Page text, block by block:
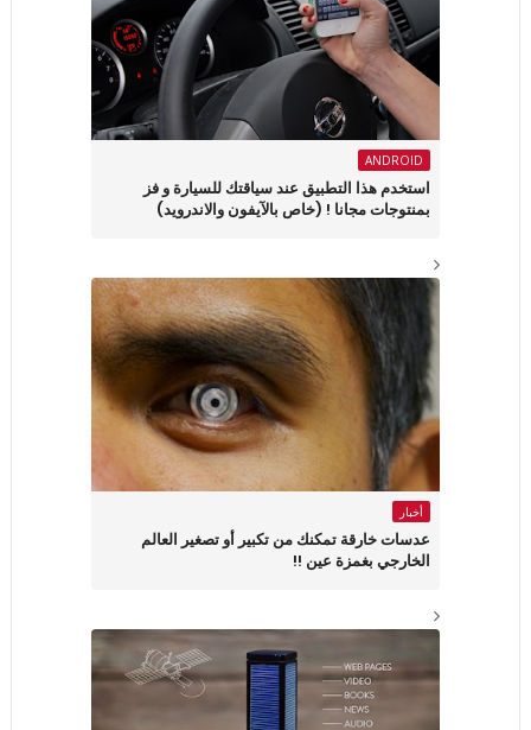
ANDROID
استخدم هذا التطبيق عند سياقتك للسيارة و فز
بمنتوجات مجانا ! (خاص بالآيفون والاندرويد)
أخبار
عدسات خارقة تمكنك من تكبير أو تصغير العالم
الخارجي بغمزة عين !!